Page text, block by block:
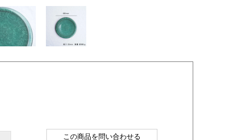
この商品を問い合わせる